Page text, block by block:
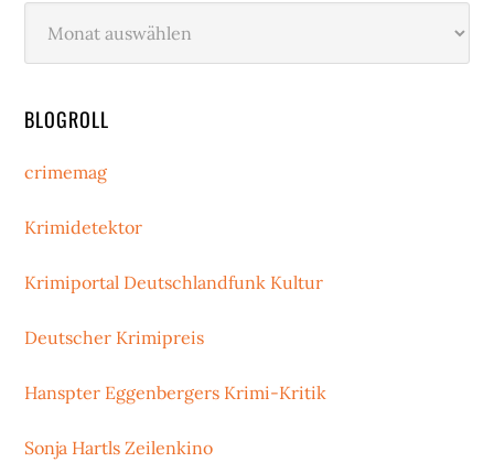
BLOGROLL
crimemag
Krimidetektor
Krimiportal Deutschlandfunk Kultur
Deutscher Krimipreis
Hanspter Eggenbergers Krimi-Kritik
Sonja Hartls Zeilenkino